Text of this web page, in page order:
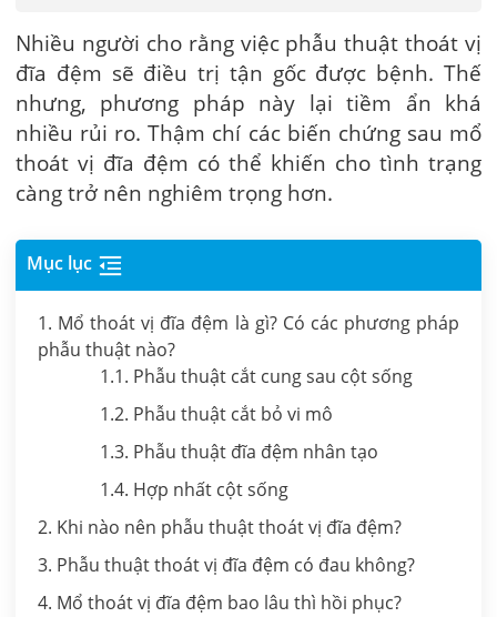
Nhiều người cho rằng việc phẫu thuật thoát vị
đĩa đệm sẽ điều trị tận gốc được bệnh. Thế
nhưng, phương pháp này lại tiềm ẩn khá
nhiều rủi ro.Thậm chí các biến chứng sau mổ
thoát vị đĩa đệm có thể khiến cho tình trạng
càng trở nên nghiêm trọng hơn.
Mục lục
1. Mổ thoát vị đĩa đệm là gì? Có các phương pháp
phẫu thuật nào?
1.1. Phẫu thuật cắt cung sau cột sống
1.2. Phẫu thuật cắt bỏ vi mô
1.3. Phẫu thuật đĩa đệm nhân tạo
1.4. Hợp nhất cột sống
2. Khi nào nên phẫu thuật thoát vị đĩa đệm?
3. Phẫu thuật thoát vị đĩa đệm có đau không?
4. Mổ thoát vị đĩa đệm bao lâu thì hồi phục?